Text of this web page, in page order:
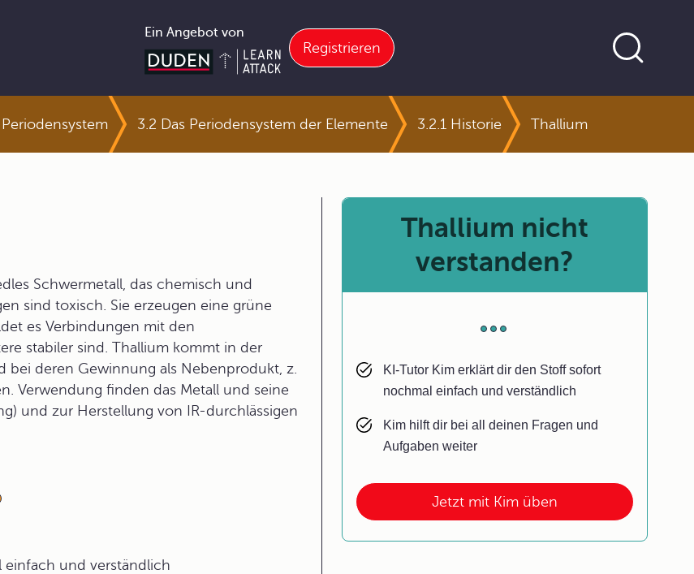
Ein Angebot von
Registrieren
3.2 Das Periodensystem der Elemente 3.2.1 Historie Thallium
Schwermetall, das chemisch und
sind toxisch. Sie erzeugen eine grüne
es Verbindungen mit den
stabiler sind. Thallium kommt in der
bei deren Gewinnung als Nebenprodukt, z.
Verwendung finden das Metall und seine
und zur Herstellung von IR-durchlässigen
einfach und verständlich
Jetzt mit Kim üben
Thallium nicht
verstanden?
KI-Tutor Kim erklärt dir den Stoff sofort
nochmal einfach und verständlich
Kim hilft dir bei all deinen Fragen und
Aufgaben weiter